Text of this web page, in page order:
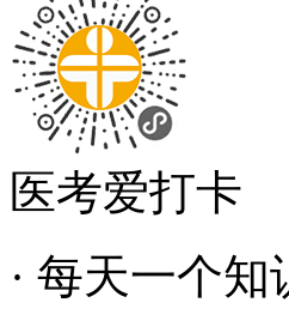
医考爱打卡
· 每天一个知